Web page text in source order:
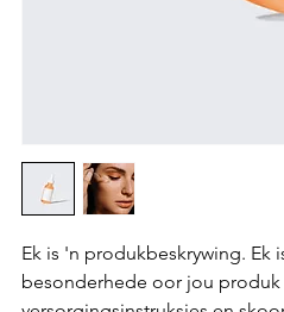
Ek is 'n produkbeskrywing.
besonderhede oor jou